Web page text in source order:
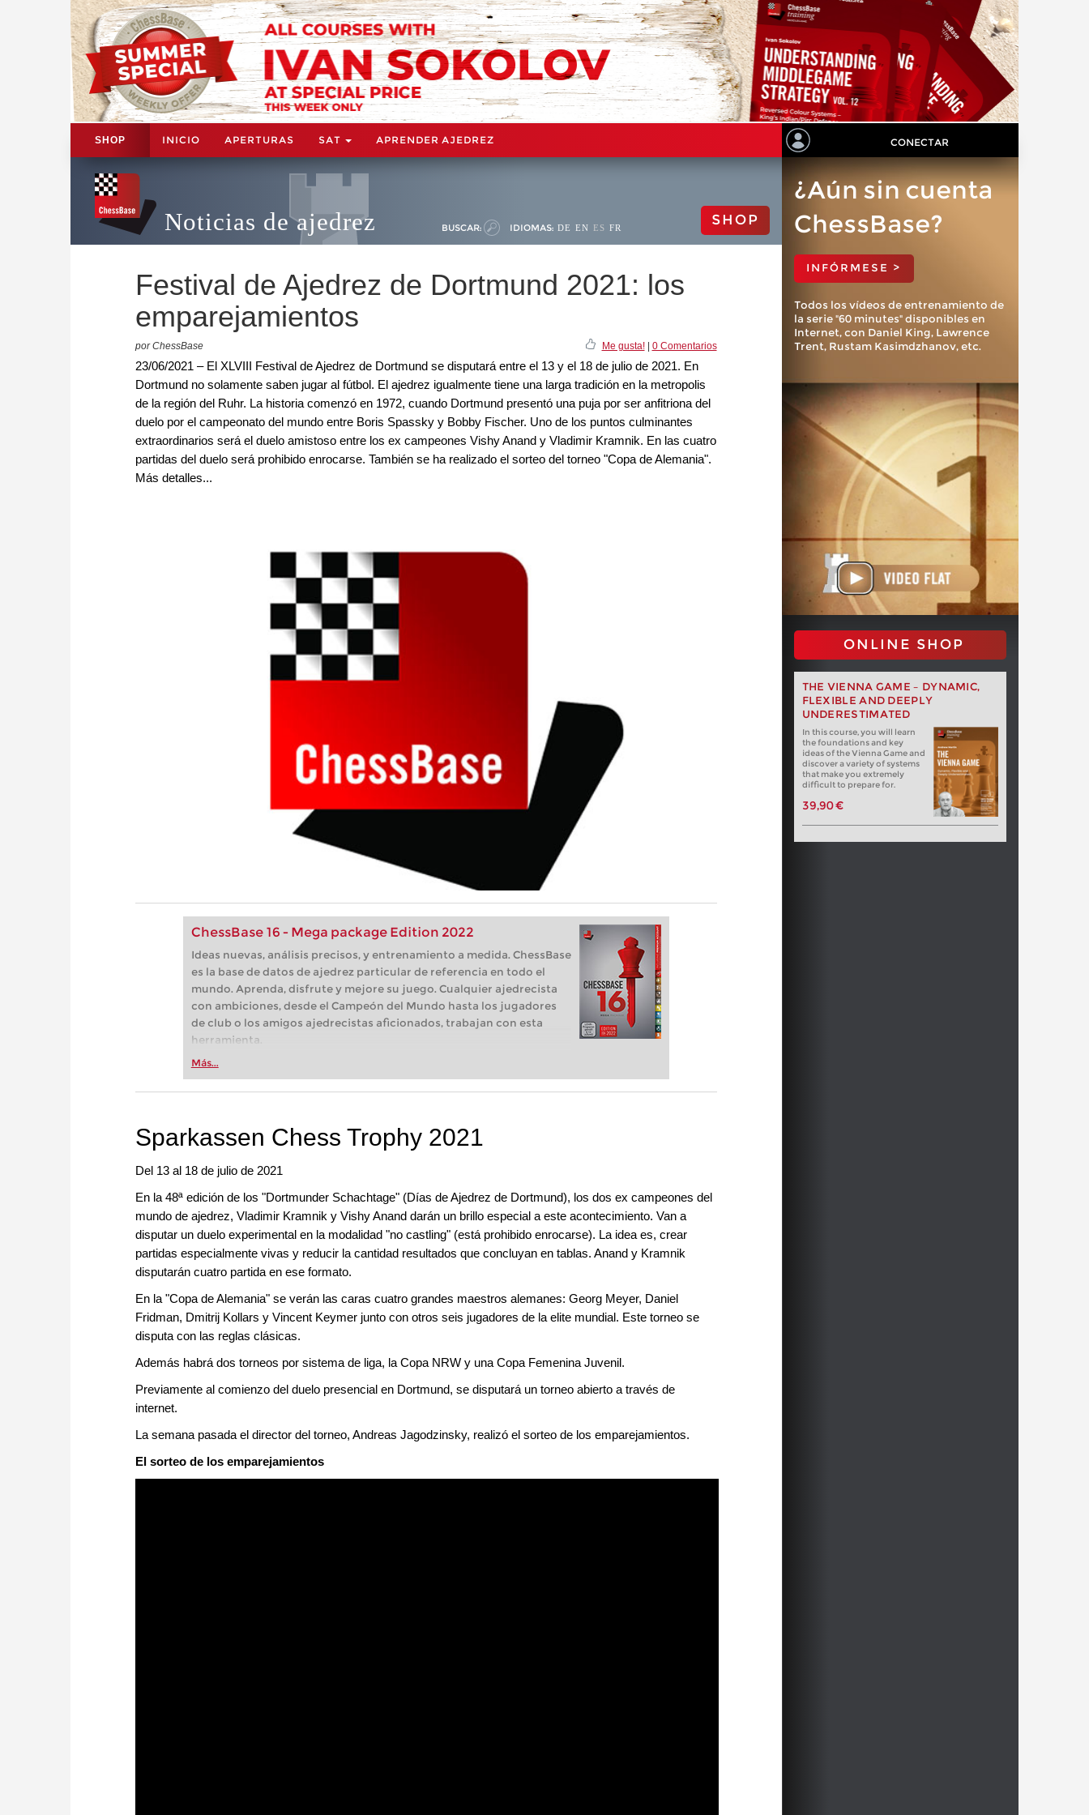
SHOP INICIO APERTURAS SAT APRENDER AJEDREZ CONECTAR
Noticias de ajedrez BUSCAR: IDIOMAS: DE EN ES FR SHOP
Festival de Ajedrez de Dortmund 2021: los
emparejamientos
por ChessBase Me gusta!| 0 Comentarios
23/06/2021 – El XLVIII Festival de Ajedrez de Dortmund se disputará entre el 13 y el 18 de julio de 2021. En
Dortmund no solamente saben jugar al fútbol. El ajedrez igualmente tiene una larga tradición en la metropolis
de la región del Ruhr. La historia comenzó en 1972, cuando Dortmund presentó una puja por ser anfitriona del
duelo por el campeonato del mundo entre Boris Spassky y Bobby Fischer. Uno de los puntos culminantes
extraordinarios será el duelo amistoso entre los ex campeones Vishy Anand y Vladimir Kramnik. En las cuatro
partidas del duelo será prohibido enrocarse. También se ha realizado el sorteo del torneo "Copa de Alemania".
Más detalles...
ChessBase 16 - Mega package Edition 2022
Ideas nuevas, análisis precisos, y entrenamiento a medida. ChessBase
es la base de datos de ajedrez particular de referencia en todo el
mundo. Aprenda, disfrute y mejore su juego. Cualquier ajedrecista
con ambiciones, desde el Campeón del Mundo hasta los jugadores
de club o los amigos ajedrecistas aficionados, trabajan con esta
herramienta.
Más...
¿Aún sin cuenta
ChessBase?
INFÓRMESE >
Todos los vídeos de entrenamiento de
la serie "60 minutes" disponibles en
Internet, con Daniel King, Lawrence
Trent, Rustam Kasimdzhanov, etc.
ONLINE SHOP
THE VIENNA GAME – DYNAMIC,
FLEXIBLE AND DEEPLY
UNDERESTIMATED
In this course, you will learn
the foundations and key
ideas of the Vienna Game and
discover a variety of systems
that make you extremely
difficult to prepare for.
39,90 €
Sparkassen Chess Trophy 2021
Del 13 al 18 de julio de 2021
En la 48ª edición de los "Dortmunder Schachtage" (Días de Ajedrez de Dortmund), los dos ex campeones del
mundo de ajedrez, Vladimir Kramnik y Vishy Anand darán un brillo especial a este acontecimiento. Van a
disputar un duelo experimental en la modalidad "no castling" (está prohibido enrocarse). La idea es, crear
partidas especialmente vivas y reducir la cantidad resultados que concluyan en tablas. Anand y Kramnik
disputarán cuatro partida en ese formato.
En la "Copa de Alemania" se verán las caras cuatro grandes maestros alemanes: Georg Meyer, Daniel
Fridman, Dmitrij Kollars y Vincent Keymer junto con otros seis jugadores de la elite mundial. Este torneo se
disputa con las reglas clásicas.
Además habrá dos torneos por sistema de liga, la Copa NRW y una Copa Femenina Juvenil.
Previamente al comienzo del duelo presencial en Dortmund, se disputará un torneo abierto a través de
internet.
La semana pasada el director del torneo, Andreas Jagodzinsky, realizó el sorteo de los emparejamientos.
El sorteo de los emparejamientos